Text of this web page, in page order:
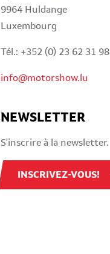
9964 Huldange
Luxembourg
Tél.: +352 (0) 23 62 31 98
info@motorshow.lu
NEWSLETTER
S'inscrire à la newsletter.
INSCRIVEZ-VOUS!